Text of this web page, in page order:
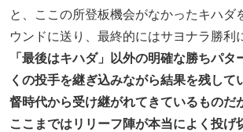
と、ここの所登板機会がなかったキハダ
ウンドに送り、最終的にはサヨナラ勝利
「最後はキハダ」以外の明確な勝ちパタ
くの投手を継ぎ込みながら結果を残して
督時代から受け継がれてきているものだ
ここまではリリーフ陣が本当によく投げ